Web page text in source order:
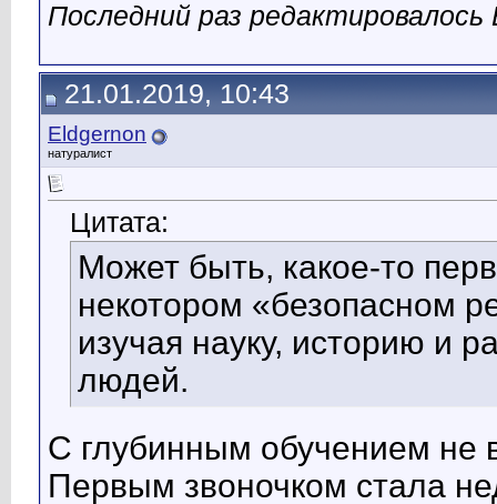
Последний раз
21.01.2019, 10:43
Eldgernon
натуралист
Цитата:
Может быть, какое-то
некотором «безопасном
изучая науку, историю и
людей.
С глубинным обучением не
Первым звоночком стала